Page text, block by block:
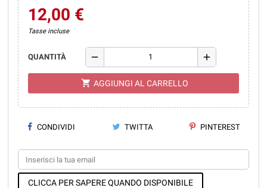
12,00 €
Tasse incluse
QUANTITÀ remove add
shopping_cart AGGIUNGI AL CARRELLO
CONDIVIDI TWITTA PINTEREST
CLICCA PER SAPERE QUANDO DISPONIBILE